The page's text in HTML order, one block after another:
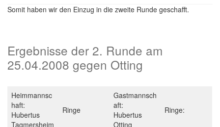
Somit haben wir den Einzug in die zweite Runde geschafft.
Ergebnisse der 2. Runde am
25.04.2008 gegen Otting
Heimmannsc
haft:
Hubertus
Tagmersheim
Ringe
Gastmannsch
aft:
Hubertus
Otting
Ringe: